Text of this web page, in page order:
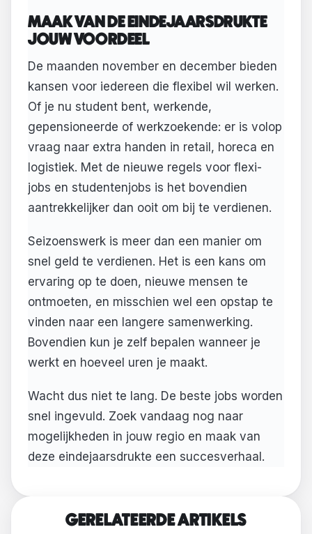
MAAK VAN DE EINDEJAARSDRUKTE
JOUW VOORDEEL
De maanden november en december bieden
kansen voor iedereen die flexibel wil werken.
Of je nu student bent, werkende,
gepensioneerde of werkzoekende: er is volop
vraag naar extra handen in retail, horeca en
logistiek. Met de nieuwe regels voor flexi-
jobs en studentenjobs is het bovendien
aantrekkelijker dan ooit om bij te verdienen.
Seizoenswerk is meer dan een manier om
snel geld te verdienen. Het is een kans om
ervaring op te doen, nieuwe mensen te
ontmoeten, en misschien wel een opstap te
vinden naar een langere samenwerking.
Bovendien kun je zelf bepalen wanneer je
werkt en hoeveel uren je maakt.
Wacht dus niet te lang. De beste jobs worden
snel ingevuld. Zoek vandaag nog naar
mogelijkheden in jouw regio en maak van
deze eindejaarsdrukte een succesverhaal.
GERELATEERDE ARTIKELS